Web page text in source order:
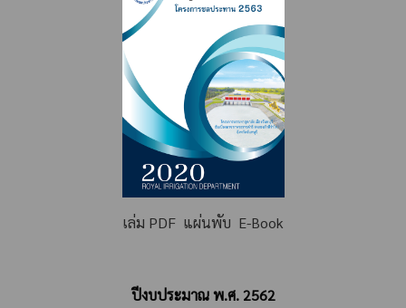
เล่ม PDF แผ่นพับ E-Book
ปีงบประมาณ พ.ศ. 2562